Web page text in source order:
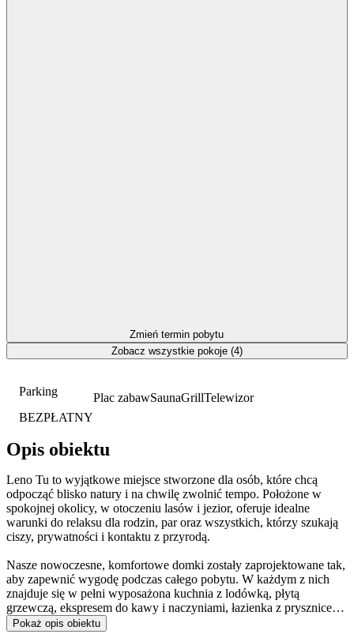
Parking
BEZPŁATNY
Plac zabawSaunaGrillTelewizor
Opis obiektu
Leno Tu to wyjątkowe miejsce stworzone dla osób, które chcą
odpocząć blisko natury i na chwilę zwolnić tempo. Położone w
spokojnej okolicy, w otoczeniu lasów i jezior, oferuje idealne
warunki do relaksu dla rodzin, par oraz wszystkich, którzy szukają
ciszy, prywatności i kontaktu z przyrodą.
Nasze nowoczesne, komfortowe domki zostały zaprojektowane tak,
aby zapewnić wygodę podczas całego pobytu. W każdym z nich
znajduje się w pełni wyposażona kuchnia z lodówką, płytą
grzewczą, ekspresem do kawy i naczyniami, łazienka z prysznicem i
ręcznikami, przytulna sypialnia z wygodnym łóżkiem oraz
Pokaż opis obiektu
Zmień termin pobytu
Zobacz wszystkie pokoje (4)